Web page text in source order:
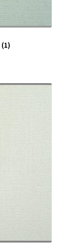
(1)